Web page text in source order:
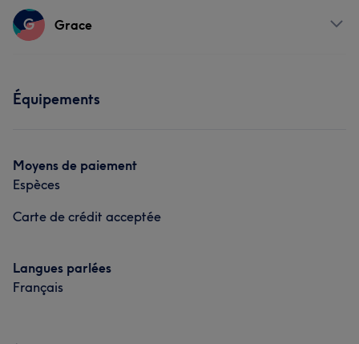
Prestations
G Grace
Équipements
Moyens de paiement
Espèces
Carte de crédit acceptée
Langues parlées
Français